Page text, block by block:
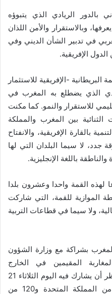
بالدور الريادي الذي يتبوؤه
وبالاستقرار والأمن اللذان
في تدبير الشأن الديني وفي
الإفريقية.
-الإفريقية للاستثمار
الذي يضطلع به المغرب في
للاستقرار والنمو. كما مكنت
بين المغرب والمملكة
بالقارة الإفريقية، والانفتاح
لا سيما البلدان التي لها
باللغة الإنجليزية.
لهذه القمة واحدا وعشرون بلدا
الموازية للقمة، التي شاركت
ولا سيما في قطاعات التربية
بشراكة مع وزارة الشؤون
المقيمين في الخارج
بالمناسبة لقاء رفيع المستوى، ينتظر أن يشارك فيه اليوم الثلاثاء 21
يناير 2020 حوالي 200 شركة من المملكة المتحدة و120 من